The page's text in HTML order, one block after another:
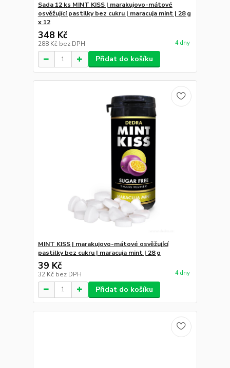
Sada 12 ks MINT KISS | marakujovo-mátové
osvěžující pastilky bez cukru | maracuja mint | 28 g
x 12
348 Kč
288 Kč bez DPH 4 dny
Přidat do košíku
MINT KISS | marakujovo-mátové osvěžující
pastilky bez cukru | maracuja mint | 28 g
39 Kč
32 Kč bez DPH 4 dny
Přidat do košíku